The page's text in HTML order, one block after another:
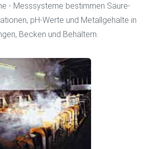
- Messsysteme bestimmen Säure-
pH-Werte und Metallgehalte in
Becken und Behältern.